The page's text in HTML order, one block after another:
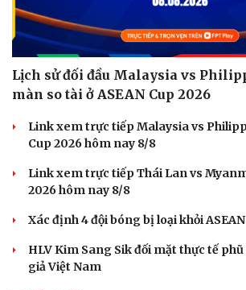
Lịch sử đối đầu Malaysia vs
màn so tài ở ASEAN Cup 2026
Link xem trực tiếp Malaysia vs
Cup 2026 hôm nay 8/8
Link xem trực tiếp Thái Lan vs
2026 hôm nay 8/8
Xác định 4 đội bóng bị loại khỏi
HLV Kim Sang Sik đối mặt thực tế
giả Việt Nam